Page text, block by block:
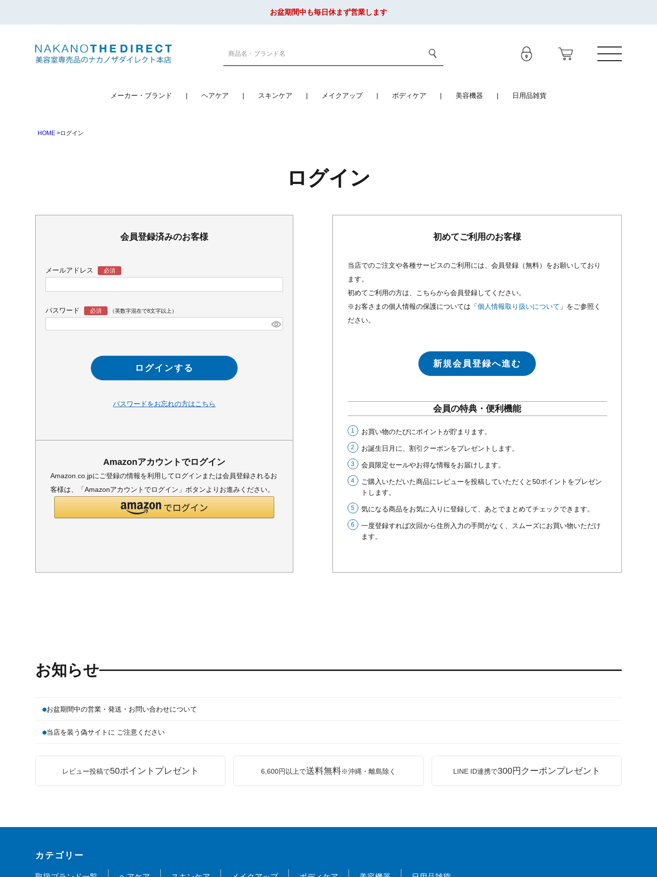
お盆期間中も毎日休まず営業します
メーカー・ブランド ヘアケア スキンケア メイクアップ ボディケア 美容機器 日用品雑貨
HOME ログイン
ログイン
会員登録済みのお客様
メールアドレス
パスワード
ログインする
パスワードをお忘れの方はこちら
Amazonアカウントでログイン
Amazon.co.jpにご登録の情報を利用してログインまたは会員登録されるお
客様は、「Amazonアカウントでログイン」ボタンよりお進みください。
初めてご利用のお客様
当店でのご注文や各種サービスのご利用には、会員登録（無料）をお願いしており
ます。
初めてご利用の方は、こちらから会員登録してください。
※お客さまの個人情報の保護については「個人情報取り扱いについて 」をご参照く
ださい。
新規会員登録へ進む
会員の特典・便利機能
お買い物のたびにポイントが貯まります。
お誕生日月に、割引クーポンをプレゼントします。
会員限定セールやお得な情報をお届けします。
ご購入いただいた商品にレビューを投稿していただくと50ポイントをプレゼン
トします。
気になる商品をお気に入りに登録して、あとでまとめてチェックできます。
一度登録すれば次回から住所入力の手間がなく、スムーズにお買い物いただけ
ます。
お知らせ
お盆期間中の営業・発送・お問い合わせについて
当店を装う偽サイトに ご注意ください
レビュー投稿で50ポイントプレゼント 6,600円以上で送料無料※沖縄・離島除く LINE ID連携で300円クーポンプレゼント
カテゴリー